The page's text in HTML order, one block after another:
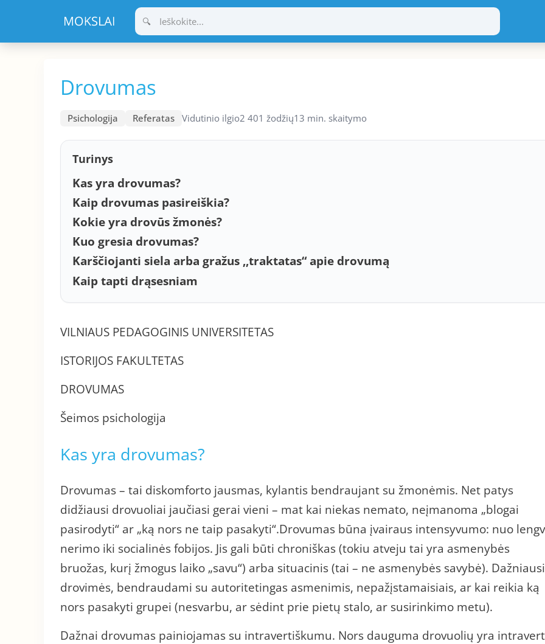
turinio
Drovumas
Psichologija Referatas Vidutinio ilgio2 401 žodžių13 min. skaitymo
Turinys
Kas yra drovumas?
Kaip drovumas pasireiškia?
Kokie yra drovūs žmonės?
Kuo gresia drovumas?
Karščiojanti siela arba gražus ,,traktatas“ apie drovumą
Kaip tapti drąsesniam
VILNIAUS PEDAGOGINIS UNIVERSITETAS
ISTORIJOS FAKULTETAS
DROVUMAS
Šeimos psichologija
Kas yra drovumas?
Drovumas – tai diskomforto jausmas, kylantis bendraujant su žmonėmis. Net patys
didžiausi drovuoliai jaučiasi gerai vieni – mat kai niekas nemato, neįmanoma „blogai
pasirodyti“ ar „ką nors ne taip pasakyti“.Drovumas būna įvairaus intensyvumo: nuo
nerimo iki socialinės fobijos. Jis gali būti chroniškas (tokiu atveju tai yra asmenybės
bruožas, kurį žmogus laiko „savu“) arba situacinis (tai – ne asmenybės savybė).
drovimės, bendraudami su autoritetingas asmenimis, nepažįstamaisiais, ar kai reikia ką
nors pasakyti grupei (nesvarbu, ar sėdint prie pietų stalo, ar susirinkimo metu).
Dažnai drovumas painiojamas su intravertiškumu. Nors dauguma drovuolių yra